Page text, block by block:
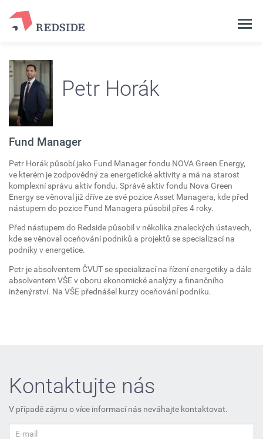
Petr Horák
Fund Manager
Petr Horák působí jako Fund Manager fondu NOVA Green Energy,
ve kterém je zodpovědný za energetické aktivity a má na starost
komplexní správu aktiv fondu. Správě aktiv fondu Nova Green
Energy se věnoval již dříve ze své pozice Asset Managera, kde před
nástupem do pozice Fund Managera působil přes 4 roky.
Před nástupem do Redside působil v několika znaleckých ústavech,
kde se věnoval oceňování podniků a projektů se specializací na
podniky v energetice.
Petr je absolventem ČVUT se specializací na řízení energetiky a dále
absolventem VŠE v oboru ekonomické analýzy a finančního
inženýrství. Na VŠE přednášel kurzy oceňování podniku.
Kontaktujte nás
V případě zájmu o více informací nás neváhajte kontaktovat.
E-mail